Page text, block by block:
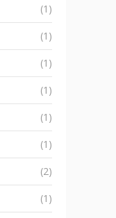
(1)
(1)
(1)
(1)
(1)
(1)
(2)
(1)